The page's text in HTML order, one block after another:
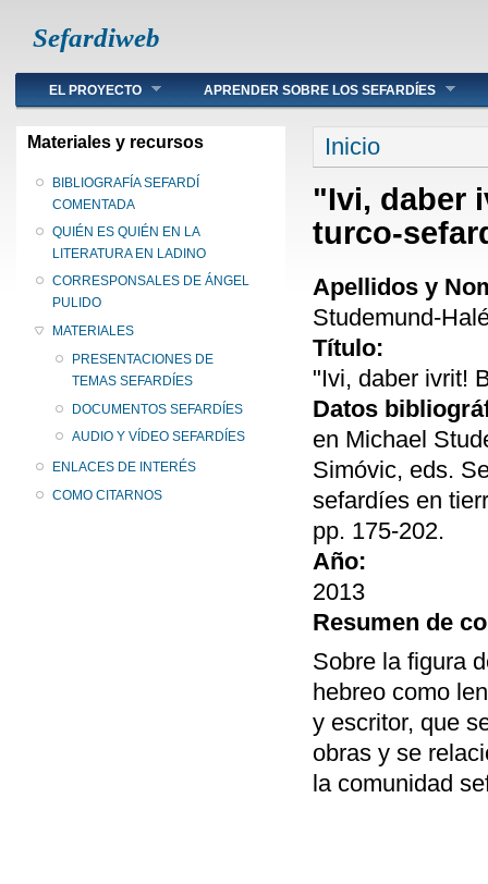
Sefardiweb
Main menu
EL PROYECTO APRENDER SOBRE LOS SEFARDÍES
Materiales y recursos
BIBLIOGRAFÍA SEFARDÍ
COMENTADA
QUIÉN ES QUIÉN EN LA
LITERATURA EN LADINO
CORRESPONSALES DE ÁNGEL
PULIDO
MATERIALES
PRESENTACIONES DE
TEMAS SEFARDÍES
DOCUMENTOS SEFARDÍES
AUDIO Y VÍDEO SEFARDÍES
ENLACES DE INTERÉS
COMO CITARNOS
Se encuentra
Inicio
"Ivi, daber
turco-
Apellidos y
Studemund-
Título:
"Ivi, daber ivrit!
Datos
en Michael
Simóvic, eds.
sefardíes en
pp. 175-202.
Año:
2013
Resumen de
Sobre la figura
hebreo como
y escritor, que
obras y se
la comunidad